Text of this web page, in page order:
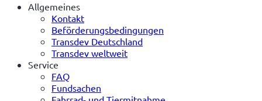
Allgemeines
Kontakt
Beförderungsbedingungen
Transdev Deutschland
Transdev weltweit
Service
FAQ
Fundsachen